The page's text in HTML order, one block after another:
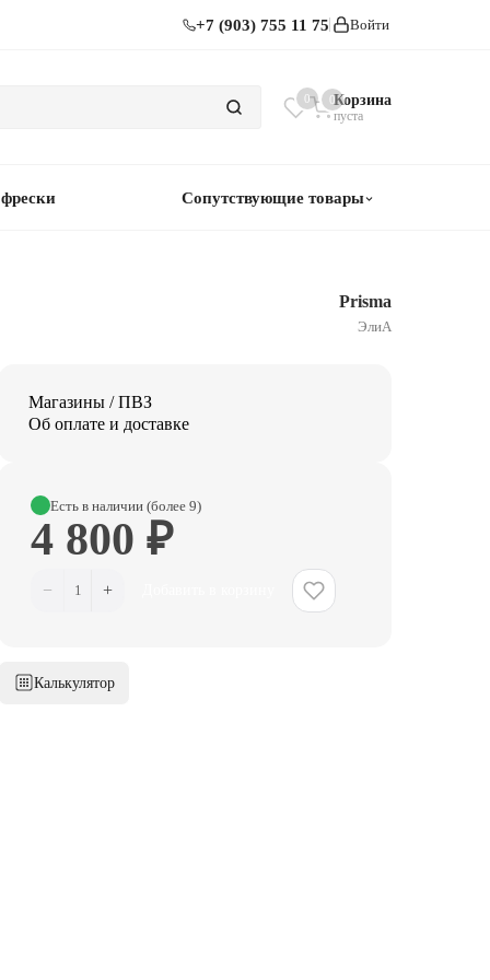
+7 (903) 755 11 75 Войти
0 0Корзина
пуста
Сопутствующие товары
Prisma
ЭлиА
Магазины / ПВЗ
Об оплате и доставке
Есть в наличии (более 9)
4 800 ₽
− 1 +
Калькулятор